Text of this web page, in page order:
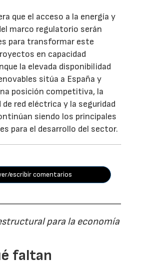
que el acceso a la energía y
marco regulatorio serán
para transformar este
en capacidad
la elevada disponibilidad
sitúa a España y
posición competitiva, la
red eléctrica y la seguridad
siendo los principales
para el desarrollo del sector.
escribir comentarios
para la economía
faltan